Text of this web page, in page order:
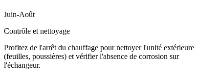
Juin-Août
Contrôle et nettoyage
Profitez de l'arrêt du chauffage pour nettoyer l'unité extérieure
(feuilles, poussières) et vérifier l'absence de corrosion sur
l'échangeur.